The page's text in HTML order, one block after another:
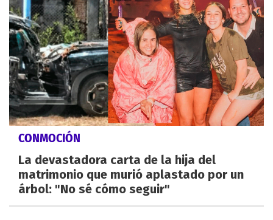
CONMOCIÓN
La devastadora carta de la hija del
matrimonio que murió aplastado por un
árbol: "No sé cómo seguir"